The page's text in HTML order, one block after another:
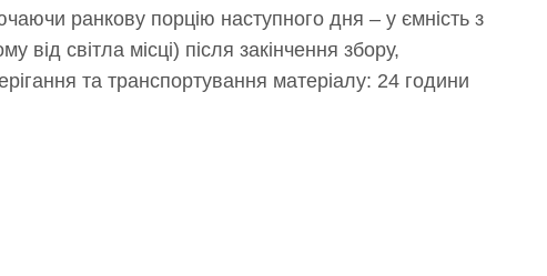
ранкову порцію наступного дня – у ємність з
світла місці) після закінчення збору,
та транспортування матеріалу: 24 години